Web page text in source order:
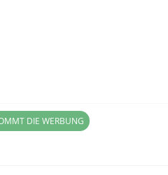
DIE WERBUNG